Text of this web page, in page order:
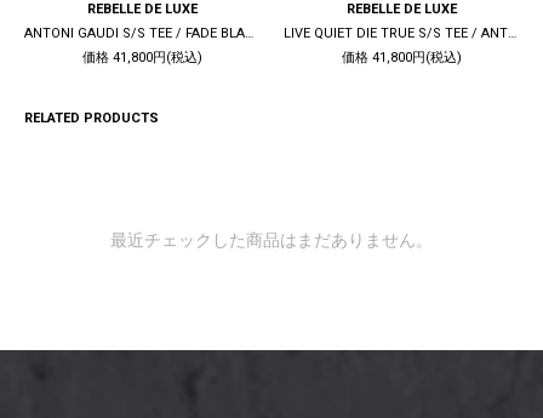
REBELLE DE LUXE
ANTONI GAUDI S/S TEE / FADE BLACK
価格 41,800円(税込)
REBELLE DE LUXE
LIVE QUIET DIE TRUE S/S TEE / ANTIQUE WHITE
価格 41,800円(税込)
RELATED PRODUCTS
最近チェックした商品はまだありません。